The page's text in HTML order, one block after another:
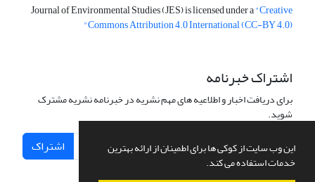
این وب سایت از کوکی ها برای اطمینان از ارائه بهترین
خدمات استفاده می کند.
Journal of Environmental Studies (JES) is licensed under a"Creative
Commons Attribution 4.0 International (CC-BY 4.0)"
اشتراک خبرنامه
برای دریافت اخبار و اطلاعیه های مهم نشریه در خبرنامه نشریه مشترک
شوید.
اشتراک